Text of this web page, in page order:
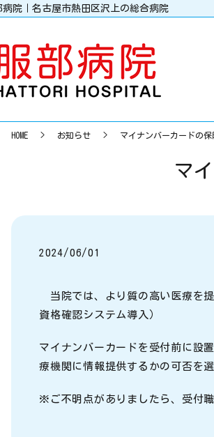
院｜名古屋市熱田区沢上の総合病院
HOME お知らせ マイナンバーカードの
マ
2024/06/01
当院では、より質の高い医療を
資格確認システム導入）
マイナンバーカードを受付前に設
療機関に情報提供するかの可否を
※ご不明点がありましたら、受付